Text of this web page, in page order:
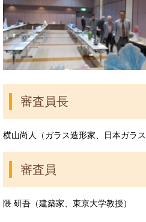
審査員長
横山尚人（ガラス造形家、日本ガラ
審査員
隈 研吾（建築家、東京大学教授）